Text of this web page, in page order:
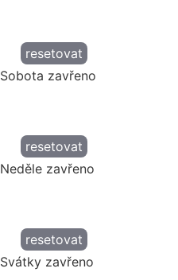
resetovat
Sobota zavřeno
resetovat
Neděle zavřeno
resetovat
Svátky zavřeno